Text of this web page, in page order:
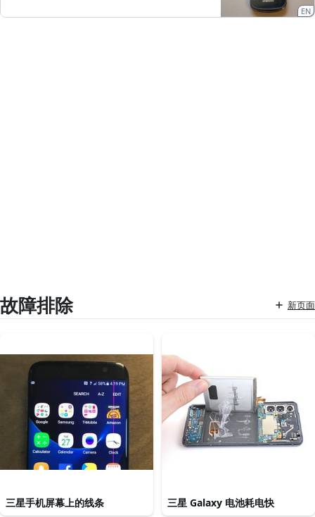
EN
故障排除 新页面
三星手机屏幕上的线条 三星 Galaxy 电池耗电快